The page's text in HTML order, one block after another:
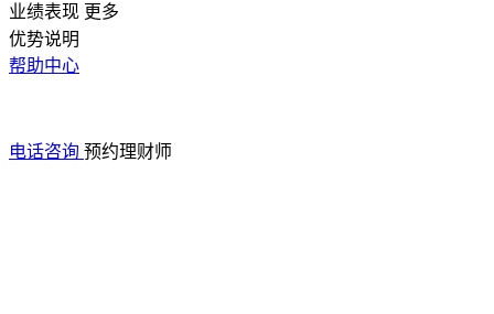
业绩表现 更多
优势说明
帮助中心
电话咨询 预约理财师